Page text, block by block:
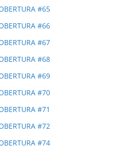
#65
#66
#67
#68
#69
#70
#71
#72
#74